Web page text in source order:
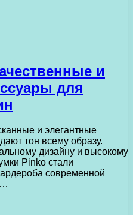
и
для
и элегантные
тон всему образу.
дизайну и высокому
Pinko стали
современной